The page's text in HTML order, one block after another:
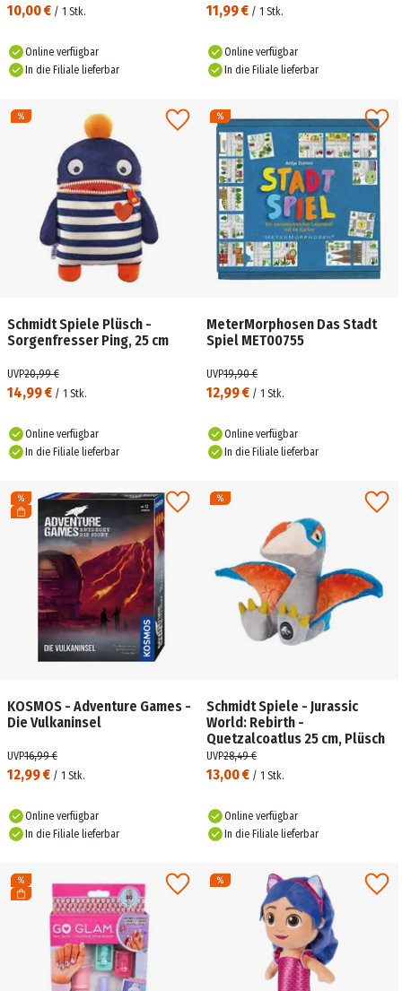
10,00 € / 1 Stk.
Online verfügbar
In die Filiale lieferbar
11,99 € / 1 Stk.
Online verfügbar
In die Filiale lieferbar
Schmidt Spiele Plüsch -
Sorgenfresser Ping, 25 cm
14,99 € / 1 Stk.
UVP20,99 €
Online verfügbar
In die Filiale lieferbar
MeterMorphosen Das Stadt
Spiel MET00755
12,99 € / 1 Stk.
UVP19,90 €
Online verfügbar
In die Filiale lieferbar
KOSMOS - Adventure Games -
Die Vulkaninsel
12,99 € / 1 Stk.
UVP16,99 €
Online verfügbar
In die Filiale lieferbar
Schmidt Spiele - Jurassic
World: Rebirth -
Quetzalcoatlus 25 cm, Plüsch
13,00 € / 1 Stk.
UVP28,49 €
Online verfügbar
In die Filiale lieferbar